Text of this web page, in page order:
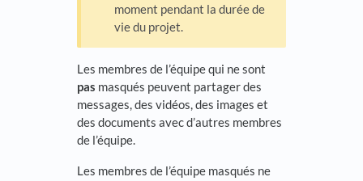
moment pendant la durée de
vie du projet.
Les membres de l’équipe qui ne sont
pas masqués peuvent partager des
messages, des vidéos, des images et
des documents avec d’autres membres
de l’équipe.
Les membres de l’équipe masqués ne